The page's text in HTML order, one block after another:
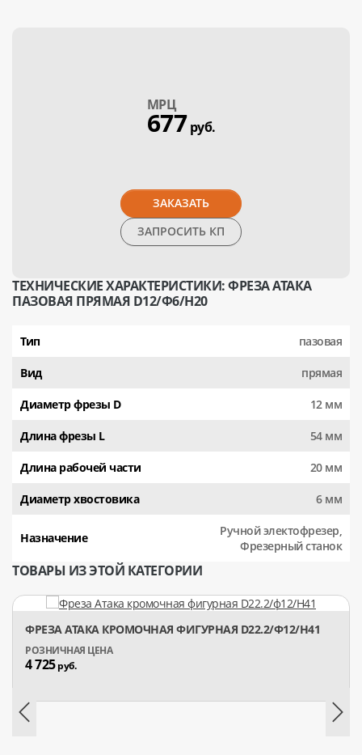
МPЦ
677 руб.
ЗАКАЗАТЬ
ЗАПРОСИТЬ КП
ТЕХНИЧЕСКИЕ ХАРАКТЕРИСТИКИ: ФРЕЗА АТАКА
ПАЗОВАЯ ПРЯМАЯ D12/Ф6/H20
Тип пазовая
Вид прямая
Диаметр фрезы D 12 мм
Длина фрезы L 54 мм
Длина рабочей части 20 мм
Диаметр хвостовика 6 мм
Назначение
Ручной электофрезер,
Фрезерный станок
ТОВАРЫ ИЗ ЭТОЙ КАТЕГОРИИ
ФРЕЗА АТАКА КРОМОЧНАЯ ФИГУРНАЯ D22.2/Ф12/H41
4 725руб.